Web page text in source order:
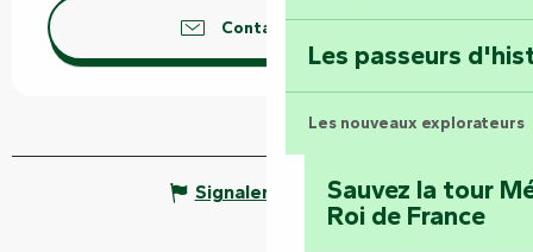
Terre d’étoiles :
Les passeurs
Les nouveaux explorateurs
Sauvez la tour
Roi de France
Contactez-nous
Signaler une erreur